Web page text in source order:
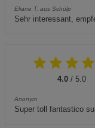
Eliane T. aus Schülp
Sehr interessant,
4.0 / 5.0
Anonym
Super toll fantastico